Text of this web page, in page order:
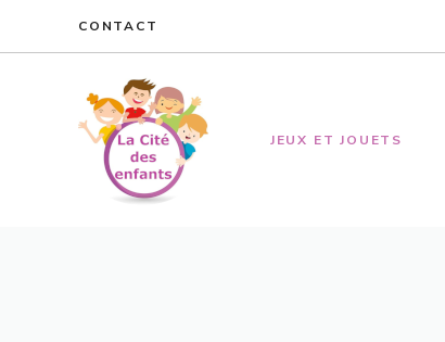
CONTACT
JEUX ET JOUETS